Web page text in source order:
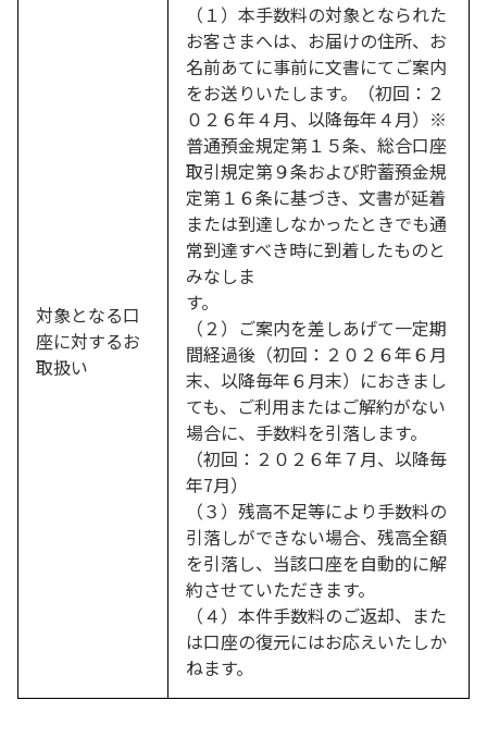
対象となる口
座に対するお
取扱い
（１）本手数料の対象となられた
お客さまへは、お届けの住所、お
名前あてに事前に文書にてご案内
をお送りいたします。（初回：２
０２６年４月、以降毎年４月）※
普通預金規定第１５条、総合口座
取引規定第９条および貯蓄預金規
定第１６条に基づき、文書が延着
または到達しなかったときでも通
常到達すべき時に到着したものと
みなしま
す。
（２）ご案内を差しあげて一定期
間経過後（初回：２０２６年６月
末、以降毎年６月末）におきまし
ても、ご利用またはご解約がない
場合に、手数料を引落します。
（初回：２０２６年７月、以降毎
年7月）
（３）残高不足等により手数料の
引落しができない場合、残高全額
を引落し、当該口座を自動的に解
約させていただきます。
（４）本件手数料のご返却、また
は口座の復元にはお応えいたしか
ねます。